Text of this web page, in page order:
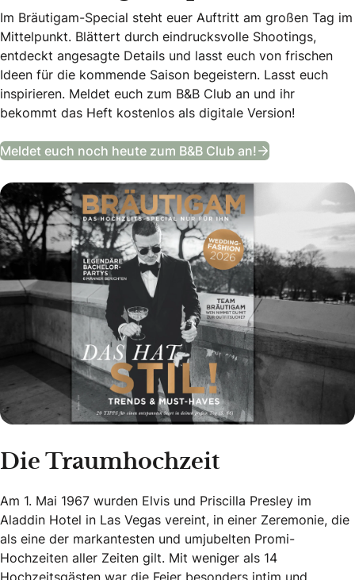
Im Bräutigam-Special steht euer Auftritt am großen Tag im
Mittelpunkt. Blättert durch eindrucksvolle Shootings,
entdeckt angesagte Details und lasst euch von frischen
Ideen für die kommende Saison begeistern. Lasst euch
inspirieren. Meldet euch zum B&B Club an und ihr
bekommt das Heft kostenlos als digitale Version!
Meldet euch noch heute zum B&B Club an! Das
Die Traumhochzeit
Am 1. Mai 1967 wurden Elvis und Priscilla Presley im
Aladdin Hotel in Las Vegas vereint, in einer Zeremonie, die
als eine der markantesten und umjubelten Promi-
Hochzeiten aller Zeiten gilt. Mit weniger als 14